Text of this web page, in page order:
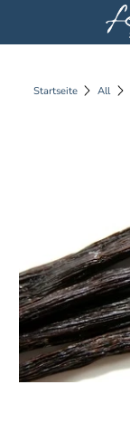
Startseite All